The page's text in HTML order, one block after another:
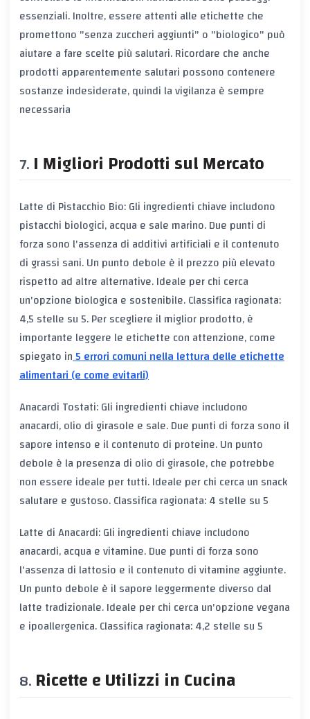
essenziali. Inoltre, essere attenti alle etichette che
promettono "senza zuccheri aggiunti" o "biologico" può
aiutare a fare scelte più salutari. Ricordare che anche
prodotti apparentemente salutari possono contenere
sostanze indesiderate, quindi la vigilanza è sempre
necessaria
I Migliori Prodotti sul Mercato
Latte di Pistacchio Bio: Gli ingredienti chiave includono
pistacchi biologici, acqua e sale marino. Due punti di
forza sono l'assenza di additivi artificiali e il contenuto
di grassi sani. Un punto debole è il prezzo più elevato
rispetto ad altre alternative. Ideale per chi cerca
un'opzione biologica e sostenibile. Classifica ragionata:
4,5 stelle su 5. Per scegliere il miglior prodotto, è
importante leggere le etichette con attenzione, come
spiegato in5 errori comuni nella lettura delle etichette
alimentari (e come evitarli)
Anacardi Tostati: Gli ingredienti chiave includono
anacardi, olio di girasole e sale. Due punti di forza sono il
sapore intenso e il contenuto di proteine. Un punto
debole è la presenza di olio di girasole, che potrebbe
non essere ideale per tutti. Ideale per chi cerca un snack
salutare e gustoso. Classifica ragionata: 4 stelle su 5
Latte di Anacardi: Gli ingredienti chiave includono
anacardi, acqua e vitamine. Due punti di forza sono
l'assenza di lattosio e il contenuto di vitamine aggiunte.
Un punto debole è il sapore leggermente diverso dal
latte tradizionale. Ideale per chi cerca un'opzione vegana
e ipoallergenica. Classifica ragionata: 4,2 stelle su 5
Ricette e Utilizzi in Cucina